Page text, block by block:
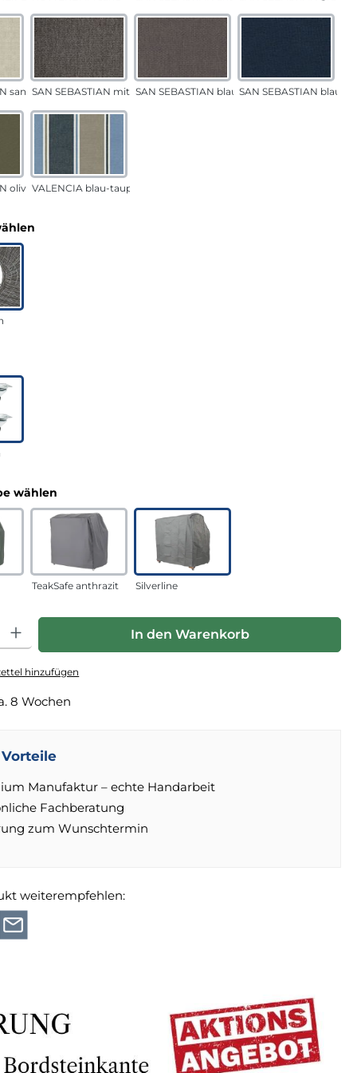
sandSAN SEBASTIAN mittelgrauSAN SEBASTIAN blau-sandSAN SEBASTIAN blau
oliv VALENCIA blau-taupe
wählen
TeakSafe anthrazit Silverline
Gib den gewünschten Wert ein oder benutze die
In den Warenkorb
hinzufügen
8 Wochen
Manufaktur – echte Handarbeit
Fachberatung
zum Wunschtermin
weiterempfehlen: